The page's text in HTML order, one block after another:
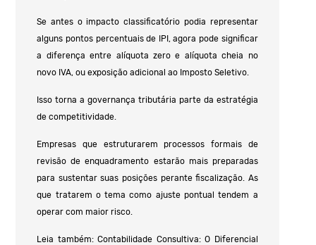
Se antes o impacto classificatório podia representar
alguns pontos percentuais de IPI, agora pode significar
a diferença entre alíquota zero e alíquota cheia no
novo IVA, ou exposição adicional ao Imposto Seletivo.
Isso torna a governança tributária parte da estratégia
de competitividade.
Empresas que estruturarem processos formais de
revisão de enquadramento estarão mais preparadas
para sustentar suas posições perante fiscalização. As
que tratarem o tema como ajuste pontual tendem a
operar com maior risco.
Leia também: Contabilidade Consultiva: O Diferencial